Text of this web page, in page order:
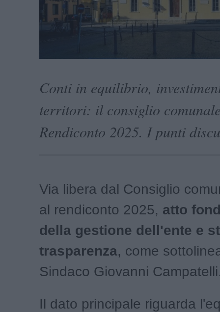
Conti in equilibrio,
territori: il consiglio
Rendiconto 2025. I punti
Via libera dal Consiglio
al rendiconto 2025, atto
della gestione dell'ente e
trasparenza, come
Sindaco Giovanni
Il dato principale riguarda